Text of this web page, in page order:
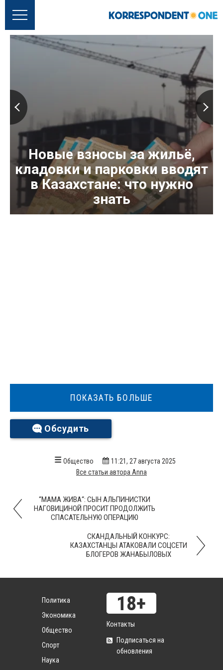
Новые взносы за жильё,
кладовки и парковки вводят
в Казахстане: что нужно
знать
ПОКАЗАТЬ БОЛЬШЕ
Обсудить
Общество
11:21, 27 августа 2025
Все статьи автора Anna
“МАМА ЖИВА“: СЫН АЛЬПИНИСТКИ
НАГОВИЦИНОЙ ПРОСИТ ПРОДОЛЖИТЬ
СПАСАТЕЛЬНУЮ ОПЕРАЦИЮ
СКАНДАЛЬНЫЙ КОНКУРС:
КАЗАХСТАНЦЫ АТАКОВАЛИ СОЦСЕТИ
БЛОГЕРОВ ЖАНАБЫЛОВЫХ
Политика
Экономика
Общество
Спорт
Наука
Контакты
Подписаться на
обновления